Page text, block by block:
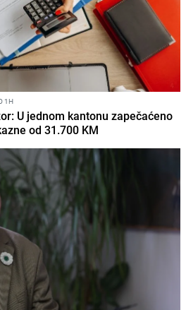
1H
U jednom kantonu zapečaćeno
od 31.700 KM